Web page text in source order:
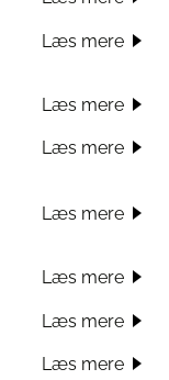
Læs mere
Læs mere
Læs mere
Læs mere
Læs mere
Læs mere
Læs mere